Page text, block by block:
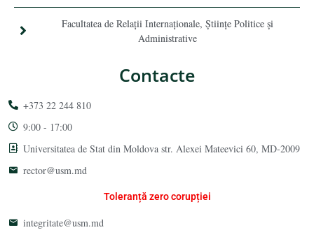
Facultatea de Relaţii Internaţionale, Ştiinţe Politice şi
Administrative
Contacte
+373 22 244 810
9:00 - 17:00
Universitatea de Stat din Moldova str. Alexei Mateevici 60, MD-2009
rector@usm.md
Toleranță zero corupției
integritate@usm.md